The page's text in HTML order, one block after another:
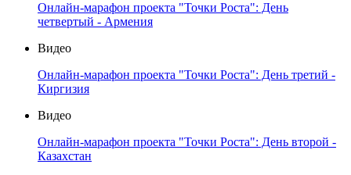
Онлайн-марафон проекта "Точки Роста": День
четвертый - Армения
Видео
Онлайн-марафон проекта "Точки Роста": День третий -
Киргизия
Видео
Онлайн-марафон проекта "Точки Роста": День второй -
Казахстан